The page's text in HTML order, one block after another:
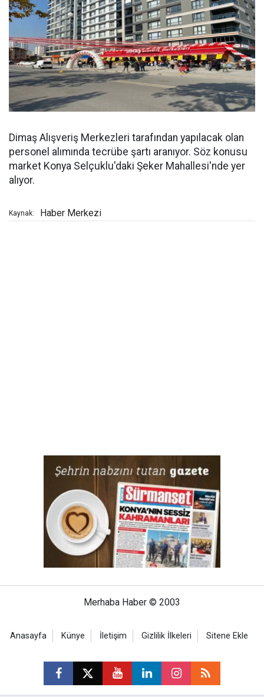
Dimaş Alışveriş Merkezleri tarafından yapılacak olan
personel alımında tecrübe şartı aranıyor. Söz konusu
market Konya Selçuklu'daki Şeker Mahallesi'nde yer
alıyor.
Kaynak: Haber Merkezi
Merhaba Haber © 2003
Anasayfa Künye İletişim Gizlilik İlkeleri Sitene Ekle